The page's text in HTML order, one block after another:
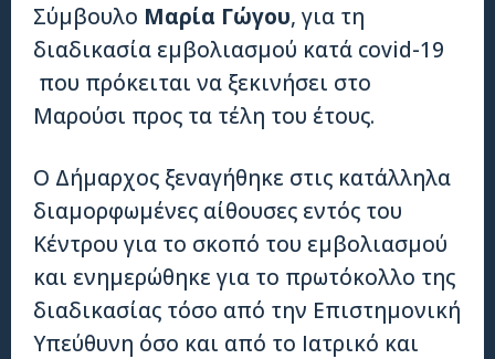
Σύμβουλο Μαρία Γώγου, για τη
διαδικασία εμβολιασμού κατά covid-19
που πρόκειται να ξεκινήσει στο
Μαρούσι προς τα τέλη του έτους.
Ο Δήμαρχος ξεναγήθηκε στις κατάλληλα
διαμορφωμένες αίθουσες εντός του
Κέντρου για το σκοπό του εμβολιασμού
και ενημερώθηκε για το πρωτόκολλο της
διαδικασίας τόσο από την Επιστημονική
Υπεύθυνη όσο και από το Ιατρικό και